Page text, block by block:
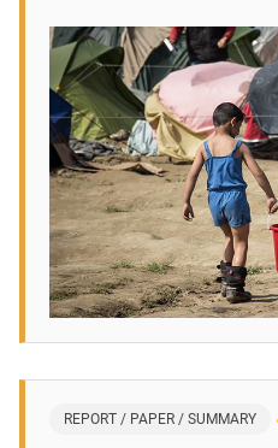
REPORT / PAPER / SUMMARY